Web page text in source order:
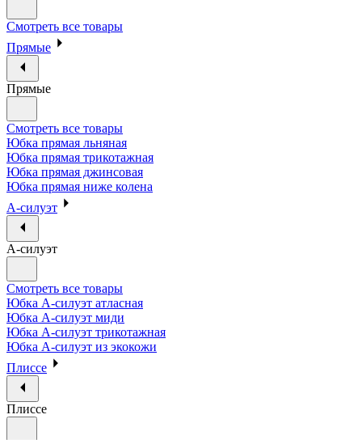
Смотреть все товары
Прямые
Прямые
Смотреть все товары
Юбка прямая льняная
Юбка прямая трикотажная
Юбка прямая джинсовая
Юбка прямая ниже колена
А-силуэт
А-силуэт
Смотреть все товары
Юбка А-силуэт атласная
Юбка А-силуэт миди
Юбка А-силуэт трикотажная
Юбка А-силуэт из экокожи
Плиссе
Плиссе